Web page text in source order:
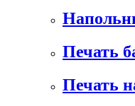
Печать
Печать